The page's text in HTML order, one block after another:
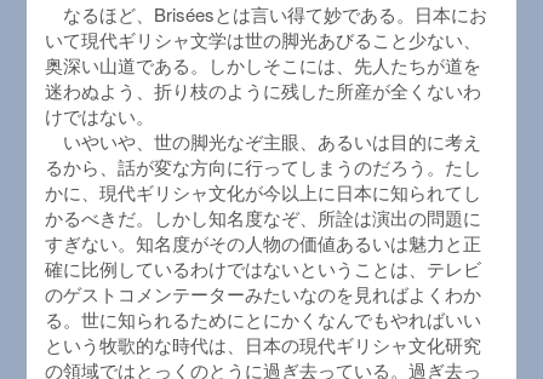
なるほど、Briséesとは言い得て妙である。日本にお
いて現代ギリシャ文学は世の脚光あびること少ない、
奥深い山道である。しかしそこには、先人たちが道を
迷わぬよう、折り枝のように残した所産が全くないわ
けではない。
いやいや、世の脚光なぞ主眼、あるいは目的に考え
るから、話が変な方向に行ってしまうのだろう。たし
かに、現代ギリシャ文化が今以上に日本に知られてし
かるべきだ。しかし知名度なぞ、所詮は演出の問題に
すぎない。知名度がその人物の価値あるいは魅力と正
確に比例しているわけではないということは、テレビ
のゲストコメンテーターみたいなのを見ればよくわか
る。世に知られるためにとにかくなんでもやればいい
という牧歌的な時代は、日本の現代ギリシャ文化研究
の領域ではとっくのとうに過ぎ去っている。過ぎ去っ